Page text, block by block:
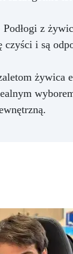
Podłogi z
czyści i są
żywica